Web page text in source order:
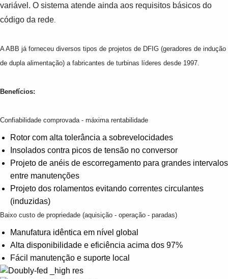
Suggestions
variável. O sistema atende ainda aos requisitos básicos do
código da rede
A ABB já forneceu diversos tipos de projetos de DFIG (geradores de indução
de dupla alimentação) a fabricantes de turbinas líderes desde 1997.
Benefícios:
Confiabilidade comprovada - máxima rentabilidade
Rotor com alta tolerância a sobrevelocidades
Insolados contra picos de tensão no conversor
Projeto de anéis de escorregamento para grandes intervalos
entre manutenções
Projeto dos rolamentos evitando correntes circulantes
(induzidas)
Baixo custo de propriedade (aquisição - operação - paradas)
Manufatura idêntica em nível global
Alta disponibilidade e eficiência acima dos 97%
Fácil manutenção e suporte local